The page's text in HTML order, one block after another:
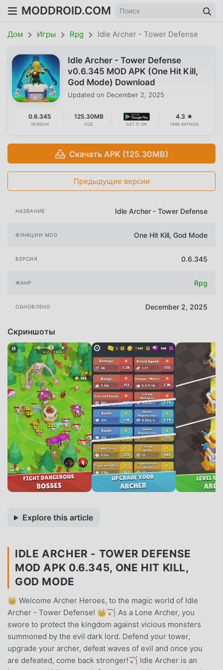
MODDROID.COM
Дом Игры Rpg Idle Archer - Tower Defense
Idle Archer - Tower Defense
v0.6.345 MOD APK (One Hit Kill,
God Mode) Download
Updated on December 2, 2025
0.6.345
VERSION
125.30MB
SIZE GET IT ON
4.3 ★
1698 RATINGS
Скачать APK (125.30MB)
Предыдущие версии
НАЗВАНИЕ Idle Archer - Tower Defense
ФУНКЦИИ MOD One Hit Kill, God Mode
ВЕРСИЯ 0.6.345
ЖАНР Rpg
ОБНОВЛЕНО December 2, 2025
Скриншоты
Explore this article
IDLE ARCHER - TOWER DEFENSE
MOD APK 0.6.345, ONE HIT KILL,
GOD MODE
👑 Welcome Archer Heroes, to the magic world of Idle
Archer - Tower Defense! 👑🏹 As a Lone Archer, you
swore to protect the kingdom against vicious monsters
summoned by the evil dark lord. Defend your tower,
upgrade your archer, defeat waves of evil and once you
are defeated, come back stronger!🏹 Idle Archer is an